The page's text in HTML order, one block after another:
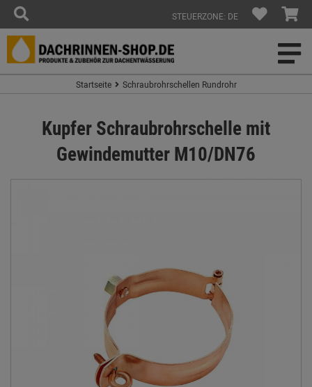
STEUERZONE: DE
Startseite Schraubrohrschellen Rundrohr
Kupfer Schraubrohrschelle mit
Gewindemutter M10/DN76